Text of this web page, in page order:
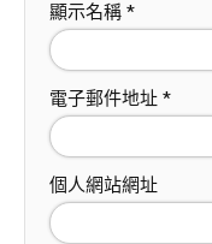
顯示名稱 *
電子郵件地址 *
個人網站網址